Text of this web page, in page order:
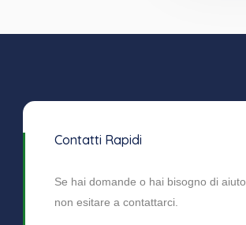
Contatti Rapidi
Se hai domande o hai bisogno di aiuto,
non esitare a contattarci.